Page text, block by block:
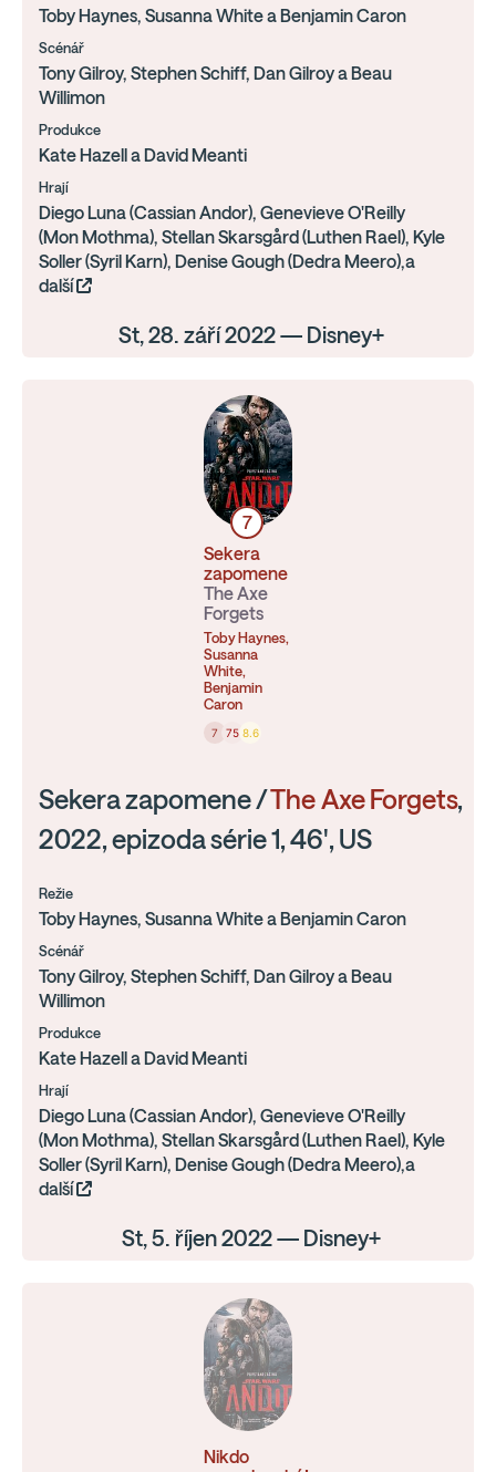
Toby Haynes, Susanna White a Benjamin Caron
Scénář
Tony Gilroy, Stephen Schiff, Dan Gilroy a Beau
Willimon
Produkce
Kate Hazell a David Meanti
Hrají
Diego Luna (Cassian Andor), Genevieve O'Reilly
(Mon Mothma), Stellan Skarsgård (Luthen Rael), Kyle
Soller (Syril Karn), Denise Gough (Dedra Meero),a
další
St, 28. září 2022 — Disney+
7
Sekera
zapomene
The Axe
Forgets
Toby Haynes,
Susanna
White,
Benjamin
Caron
7 75 8.6
Sekera zapomene /The Axe Forgets,
2022, epizoda série 1, 46', US
Režie
Toby Haynes, Susanna White a Benjamin Caron
Scénář
Tony Gilroy, Stephen Schiff, Dan Gilroy a Beau
Willimon
Produkce
Kate Hazell a David Meanti
Hrají
Diego Luna (Cassian Andor), Genevieve O'Reilly
(Mon Mothma), Stellan Skarsgård (Luthen Rael), Kyle
Soller (Syril Karn), Denise Gough (Dedra Meero),a
další
St, 5. říjen 2022 — Disney+
Nikdo